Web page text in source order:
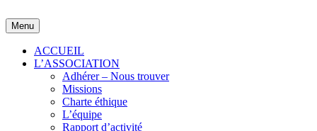
to
content
Menu
ACCUEIL
L’ASSOCIATION
Adhérer – Nous trouver
Missions
Charte éthique
L’équipe
Rapport d’activité